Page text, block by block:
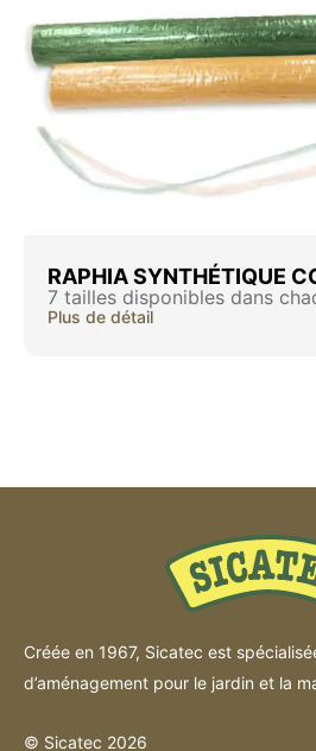
RAPHIA SYNTHÉTIQUE
7 tailles disponibles dans
Plus de détail
Créée en 1967, Sicatec est
d’aménagement pour le jardin et la
© Sicatec 2026